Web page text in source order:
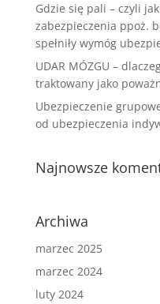
Gdzie się pali – czyli
zabezpieczenia ppoż.
spełniły wymóg
UDAR MÓZGU –
traktowany jako
Ubezpieczenie
od ubezpieczenia
Najnowsze
Archiwa
marzec 2025
marzec 2024
luty 2024